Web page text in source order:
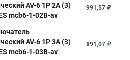
AV-6 1P 2A (B)
mcb6-1-02B-av
991,57 ₽
AV-6 1P 3A (B)
mcb6-1-03B-av
891,07 ₽